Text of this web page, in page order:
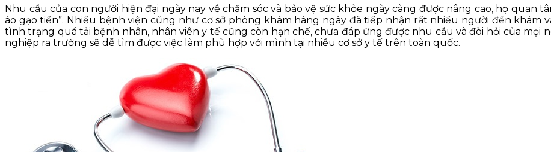
Nhu cầu của con người hiện đại ngày nay về chăm sóc và bảo vệ sức khỏe ngày càng được nâng cao, họ quan
áo gạo tiền”. Nhiều bệnh viện cũng như cơ sở phòng khám hàng ngày đã tiếp nhận rất nhiều người đến khám
tình trạng quá tải bệnh nhân, nhân viên y tế cũng còn hạn chế, chưa đáp ứng được nhu cầu và đòi hỏi của mọi
nghiệp ra trường sẽ dễ tìm được việc làm phù hợp với mình tại nhiều cơ sở y tế trên toàn quốc.